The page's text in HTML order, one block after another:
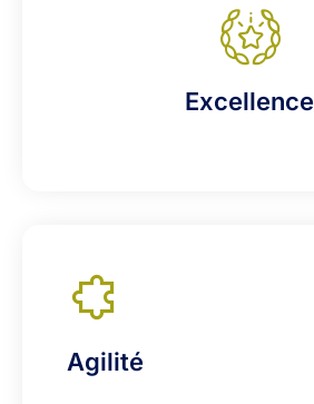
Excellence
Agilité